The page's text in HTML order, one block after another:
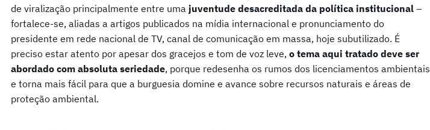
de viralização principalmente entre uma juventude desacreditada da política institucional –
fortalece-se, aliadas a artigos publicados na mídia internacional e pronunciamento do
presidente em rede nacional de TV, canal de comunicação em massa, hoje subutilizado. É
preciso estar atento por apesar dos gracejos e tom de voz leve, o tema aqui tratado deve ser
abordado com absoluta seriedade, porque redesenha os rumos dos licenciamentos ambientais
e torna mais fácil para que a burguesia domine e avance sobre recursos naturais e áreas de
proteção ambiental.